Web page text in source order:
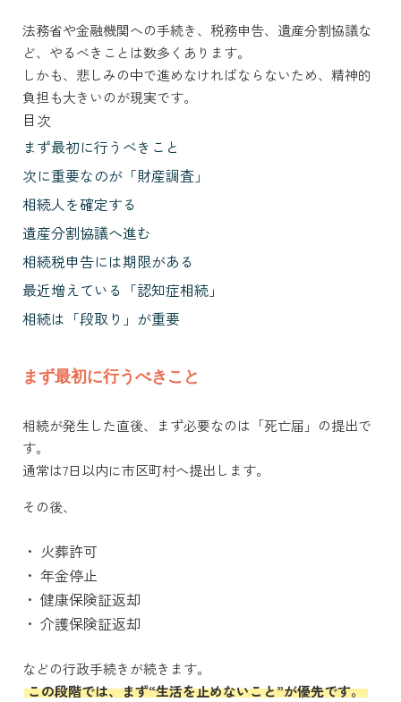
法務省や金融機関への手続き、税務申告、遺産分割協議な
ど、やるべきことは数多くあります。
しかも、悲しみの中で進めなければならないため、精神的
負担も大きいのが現実です。
目次
まず最初に行うべきこと
次に重要なのが「財産調査」
相続人を確定する
遺産分割協議へ進む
相続税申告には期限がある
最近増えている「認知症相続」
相続は「段取り」が重要
まず最初に行うべきこと
相続が発生した直後、まず必要なのは「死亡届」の提出で
す。
通常は7日以内に市区町村へ提出します。
その後、
・ 火葬許可
・ 年金停止
・ 健康保険証返却
・ 介護保険証返却
などの行政手続きが続きます。
この段階では、まず“生活を止めないこと”が優先です。